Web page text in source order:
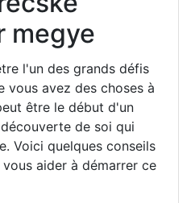
megye
l'un des grands défis
vous avez des choses à
être le début d'un
de soi qui
Voici quelques conseils
aider à démarrer ce